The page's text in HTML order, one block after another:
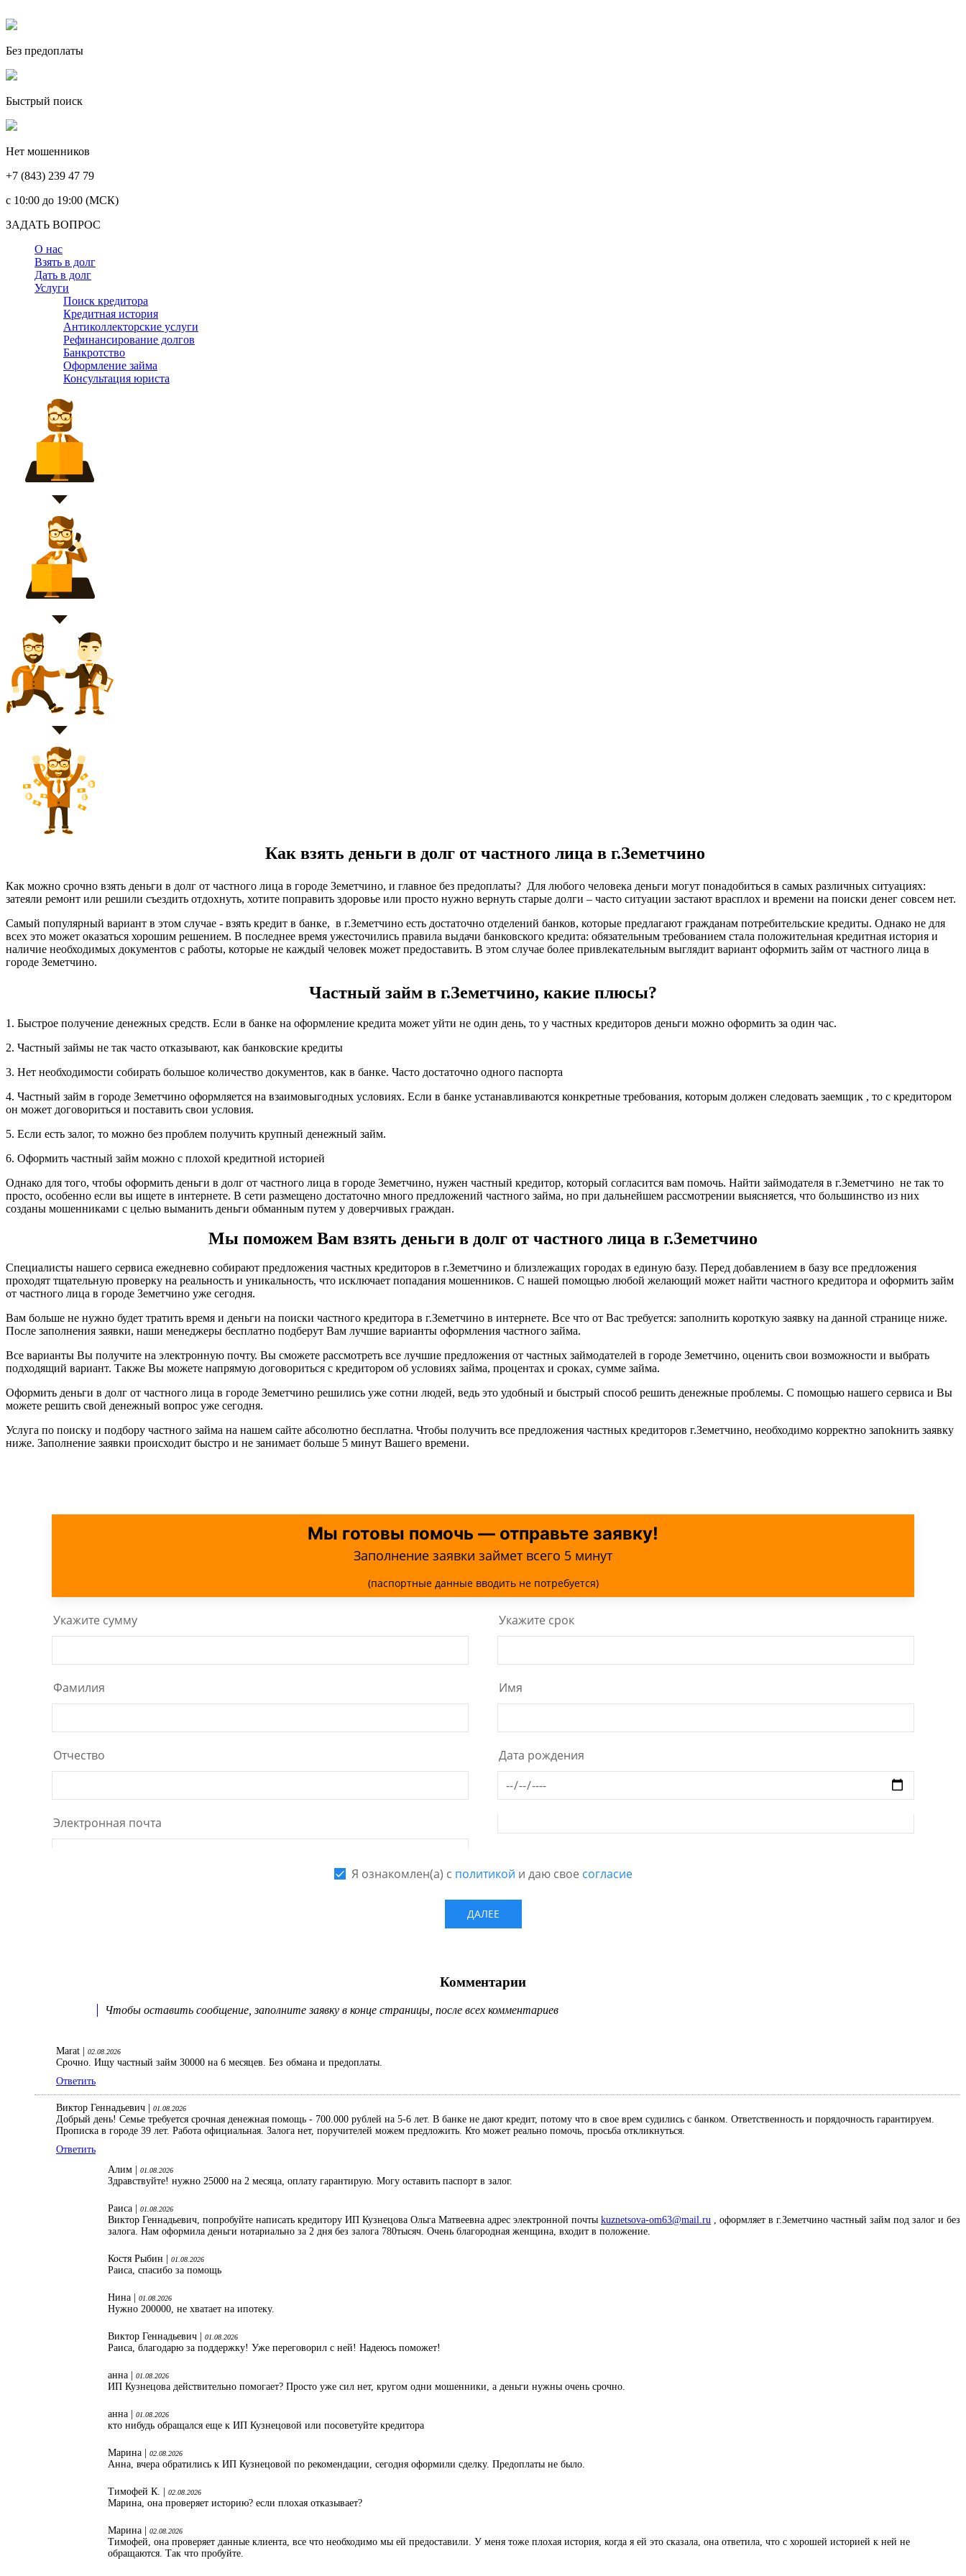
Без предоплаты
Быстрый поиск
Нет мошенников
+7 (843) 239 47 79
c 10:00 до 19:00 (МСК)
ЗАДАТЬ ВОПРОС
О нас
Взять в долг
Дать в долг
Услуги
Поиск кредитора
Кредитная история
Антиколлекторские услуги
Рефинансирование долгов
Банкротство
Оформление займа
Консультация юриста
Как взять деньги в долг от частного лица в г.Земетчино
Как можно срочно взять деньги в долг от частного лица в городе Земетчино, и главное без предоплаты? Для любого человека деньги могут понадобиться в самых различных ситуациях:
затеяли ремонт или решили съездить отдохнуть, хотите поправить здоровье или просто нужно вернуть старые долги – часто ситуации застают врасплох и времени на поиски денег совсем нет.
Самый популярный вариант в этом случае - взять кредит в банке, в г.Земетчино есть достаточно отделений банков, которые предлагают гражданам потребительские кредиты. Однако не для
всех это может оказаться хорошим решением. В последнее время ужесточились правила выдачи банковского кредита: обязательным требованием стала положительная кредитная история и
наличие необходимых документов с работы, которые не каждый человек может предоставить. В этом случае более привлекательным выглядит вариант оформить займ от частного лица в
городе Земетчино.
Частный займ в г.Земетчино, какие плюсы?
1. Быстрое получение денежных средств. Если в банке на оформление кредита может уйти не один день, то у частных кредиторов деньги можно оформить за один час.
2. Частный займы не так часто отказывают, как банковские кредиты
3. Нет необходимости собирать большое количество документов, как в банке. Часто достаточно одного паспорта
4. Частный займ в городе Земетчино оформляется на взаимовыгодных условиях. Если в банке устанавливаются конкретные требования, которым должен следовать заемщик , то с кредитором
он может договориться и поставить свои условия.
5. Если есть залог, то можно без проблем получить крупный денежный займ.
6. Оформить частный займ можно с плохой кредитной историей
Однако для того, чтобы оформить деньги в долг от частного лица в городе Земетчино, нужен частный кредитор, который согласится вам помочь. Найти займодателя в г.Земетчино не так то
просто, особенно если вы ищете в интернете. В сети размещено достаточно много предложений частного займа, но при дальнейшем рассмотрении выясняется, что большинство из них
созданы мошенниками с целью выманить деньги обманным путем у доверчивых граждан.
Мы поможем Вам взять деньги в долг от частного лица в г.Земетчино
Специалисты нашего сервиса ежедневно собирают предложения частных кредиторов в г.Земетчино и близлежащих городах в единую базу. Перед добавлением в базу все предложения
проходят тщательную проверку на реальность и уникальность, что исключает попадания мошенников. С нашей помощью любой желающий может найти частного кредитора и оформить займ
от частного лица в городе Земетчино уже сегодня.
Вам больше не нужно будет тратить время и деньги на поиски частного кредитора в г.Земетчино в интернете. Все что от Вас требуется: заполнить короткую заявку на данной странице ниже.
После заполнения заявки, наши менеджеры бесплатно подберут Вам лучшие варианты оформления частного займа.
Все варианты Вы получите на электронную почту. Вы сможете рассмотреть все лучшие предложения от частных займодателей в городе Земетчино, оценить свои возможности и выбрать
подходящий вариант. Также Вы можете напрямую договориться с кредитором об условиях займа, процентах и сроках, сумме займа.
Оформить деньги в долг от частного лица в городе Земетчино решились уже сотни людей, ведь это удобный и быстрый способ решить денежные проблемы. С помощью нашего сервиса и Вы
можете решить свой денежный вопрос уже сегодня.
Услуга по поиску и подбору частного займа на нашем сайте абсолютно бесплатна. Чтобы получить все предложения частных кредиторов г.Земетчино, необходимо корректно запоkнить заявку
ниже. Заполнение заявки происходит быстро и не занимает больше 5 минут Вашего времени.
Комментарии
Чтобы оставить сообщение, заполните заявку в конце страницы, после всех комментариев
Marat | 02.08.2026
Срочно. Ищу частный займ 30000 на 6 месяцев. Без обмана и предоплаты.
Ответить
Виктор Геннадьевич | 01.08.2026
Добрый день! Семье требуется срочная денежная помощь - 700.000 рублей на 5-6 лет. В банке не дают кредит, потому что в свое врем судились с банком. Ответственность и порядочность гарантируем.
Прописка в городе 39 лет. Работа официальная. Залога нет, поручителей можем предложить. Кто может реально помочь, просьба откликнуться.
Ответить
Алим |
01.08.2026
Здравствуйте! нужно 25000 на 2 месяца, оплату гарантирую. Могу оставить паспорт в залог.
Раиса | 01.08.2026
Виктор Геннадьевич, попробуйте написать кредитору ИП Кузнецова Ольга Матвеевна адрес электронной почты kuznetsova-om63@mail.ru , оформляет в г.Земетчино частный займ под залог и без
залога. Нам оформила деньги нотариально за 2 дня без залога 780тысяч. Очень благородная женщина, входит в положение.
Костя Рыбин | 01.08.2026
Раиса, спасибо за помощь
Нина | 01.08.2026
Нужно 200000, не хватает на ипотеку.
Виктор Геннадьевич | 01.08.2026
Раиса, благодарю за поддержку! Уже переговорил с ней! Надеюсь поможет!
анна | 01.08.2026
ИП Кузнецова действительно помогает? Просто уже сил нет, кругом одни мошенники, а деньги нужны очень срочно.
анна | 01.08.2026
кто нибудь обращался еще к ИП Кузнецовой или посоветуйте кредитора
Марина | 02.08.2026
Анна, вчера обратились к ИП Кузнецовой по рекомендации, сегодня оформили сделку. Предоплаты не было.
Тимофей К. | 02.08.2026
Марина, она проверяет историю? если плохая отказывает?
Марина | 02.08.2026
Тимофей, она проверяет данные клиента, все что необходимо мы ей предоставили. У меня тоже плохая история, когда я ей это сказала, она ответила, что с хорошей историей к ней не
обращаются. Так что пробуйте.